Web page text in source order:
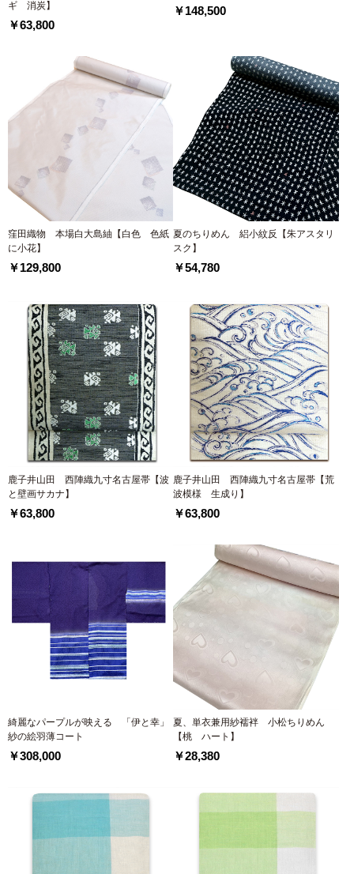
ギ 消炭】
￥63,800
￥148,500
窪田織物 本場白大島紬【白色 色紙
に小花】
￥129,800
夏のちりめん 絽小紋反【朱アスタリ
スク】
￥54,780
鹿子井山田 西陣織九寸名古屋帯【波
と壁画サカナ】
￥63,800
鹿子井山田 西陣織九寸名古屋帯【荒
波模様 生成り】
￥63,800
綺麗なパープルが映える 「伊と幸」
紗の絵羽薄コート
￥308,000
夏、単衣兼用紗襦袢 小松ちりめん
【桃 ハート】
￥28,380